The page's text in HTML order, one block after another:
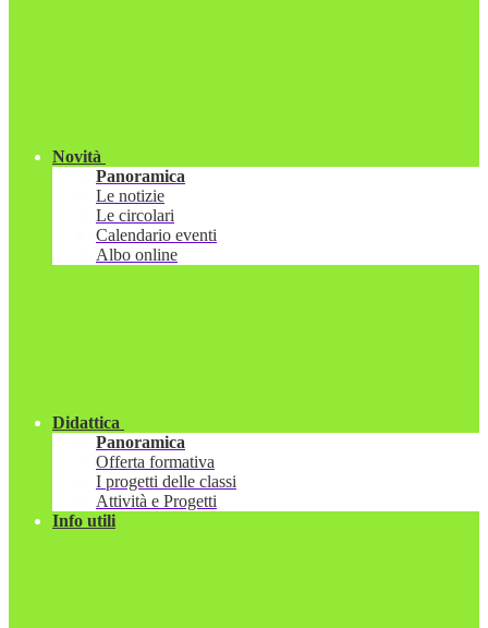
Novità
Panoramica
Le notizie
Le circolari
Calendario eventi
Albo online
Didattica
Panoramica
Offerta formativa
I progetti delle classi
Attività e Progetti
Info utili